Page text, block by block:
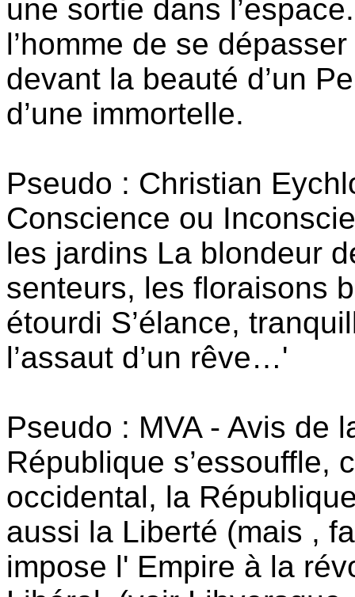
une sortie dans
l’homme de se
devant la beauté d’un
d’une immortelle.
Pseudo : Christian
Conscience ou
les jardins La blondeur
senteurs, les floraisons
étourdi S’élance,
l’assaut d’un rêve…'
Pseudo : MVA - Avis de
République s’essouffle,
occidental, la
aussi la Liberté (mais ,
impose l' Empire à la